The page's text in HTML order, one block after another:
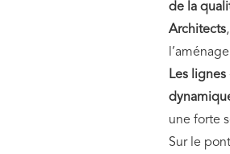
de la
Architects
Les
une forte
Sur le